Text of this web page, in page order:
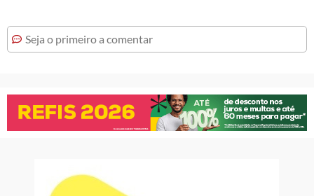
Seja o primeiro a comentar